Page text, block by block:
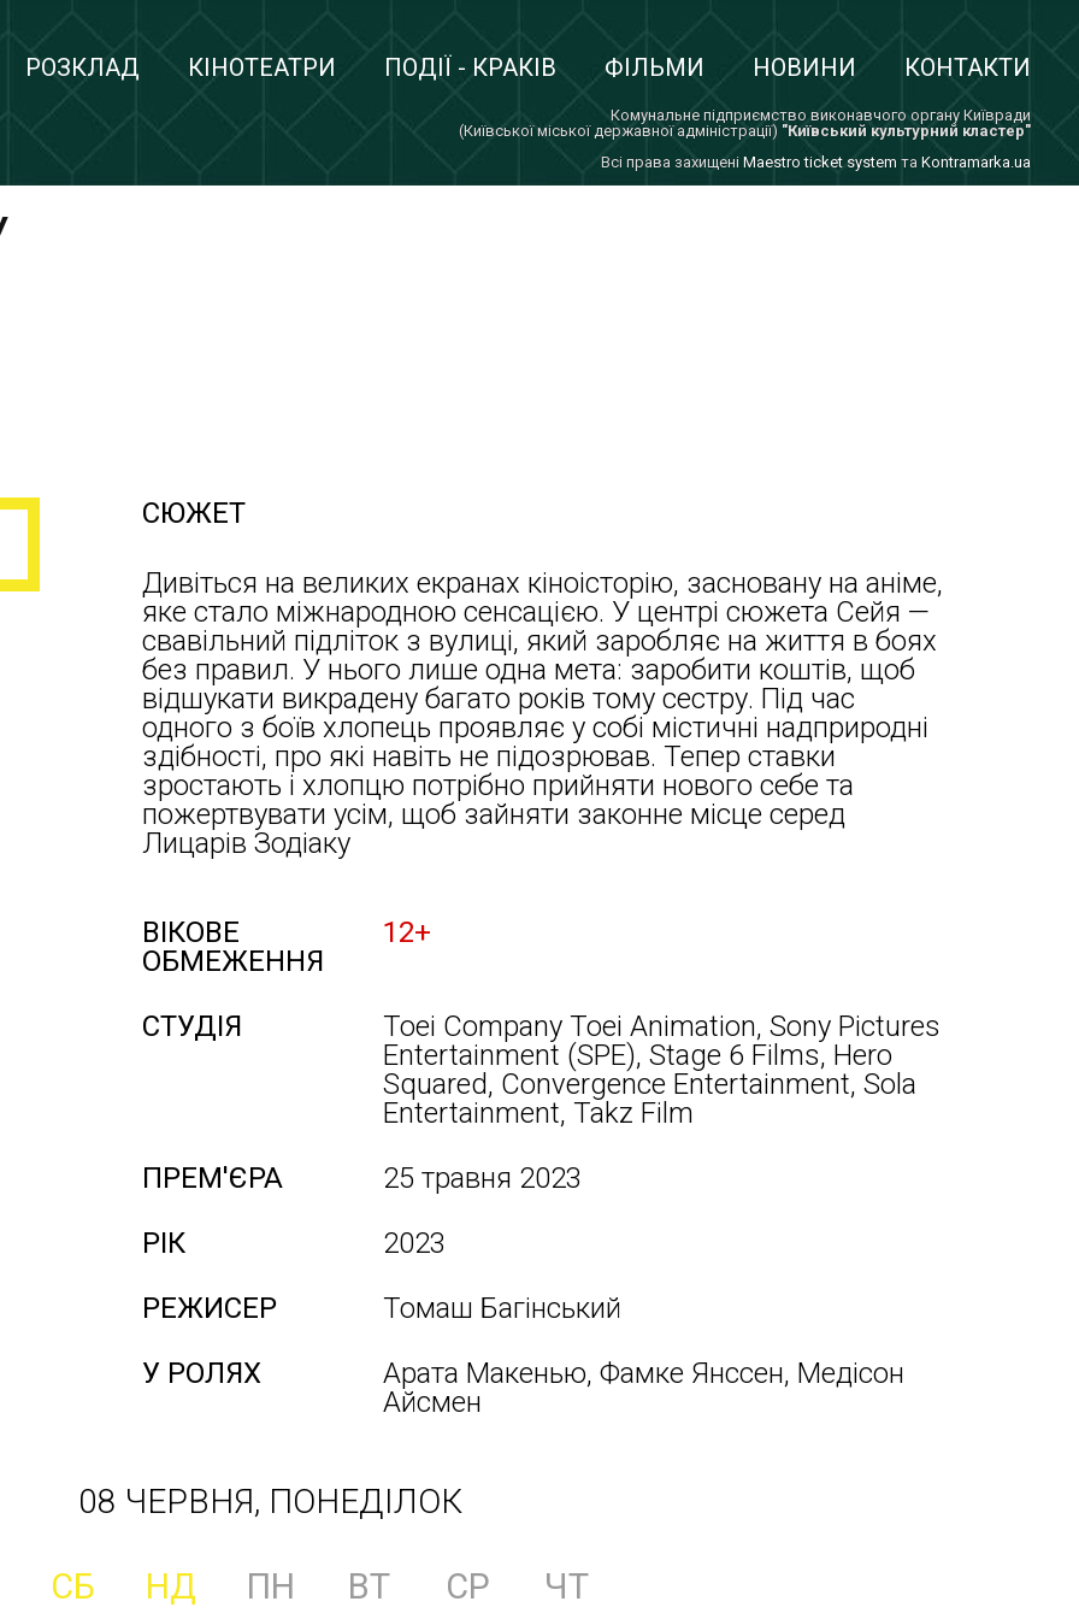
РОЗКЛАД КІНОТЕАТРИ ПОДІЇ - КРАКІВ ФІЛЬМИ НОВИНИ КОНТАКТИ
Комунальне підприємство виконавчого органу Київради
(Київської міської державної адміністрації) "Київський культурний кластер"
Всi права захищенi Maestro ticket system та Kontramarka.ua
СЮЖЕТ
Дивіться на великих екранах кіноісторію, засновану на аніме,
яке стало міжнародною сенсацією. У центрі сюжета Сейя —
свавільний підліток з вулиці, який заробляє на життя в боях
без правил. У нього лише одна мета: заробити коштів, щоб
відшукати викрадену багато років тому сестру. Під час
одного з боїв хлопець проявляє у собі містичні надприродні
здібності, про які навіть не підозрював. Тепер ставки
зростають і хлопцю потрібно прийняти нового себе та
пожертвувати усім, щоб зайняти законне місце серед
Лицарів Зодіаку
ВІКОВЕ
ОБМЕЖЕННЯ
12+
СТУДІЯ
Toei Company Toei Animation, Sony Pictures
Entertainment (SPE), Stage 6 Films, Hero
Squared, Convergence Entertainment, Sola
Entertainment, Takz Film
ПРЕМ'ЄРА
25 травня 2023
РІК
2023
РЕЖИСЕР
Томаш Багінський
У РОЛЯХ
Арата Макенью, Фамке Янссен, Медісон
Айсмен
08 ЧЕРВНЯ, ПОНЕДІЛОК
СБ НД ПН ВТ СР ЧТ